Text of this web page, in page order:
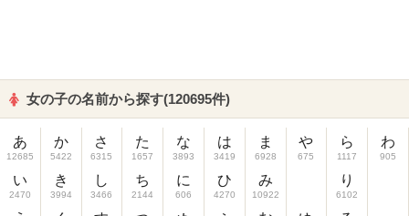
女の子の名前から探す(120695件)
あ
12685
い
2470
か
5422
き
3994
さ
6315
し
3466
た
1657
ち
2144
な
3893
に
606
は
3419
ひ
4270
ま
6928
み
10922
や
675
ら
1117
り
6102
わ
905